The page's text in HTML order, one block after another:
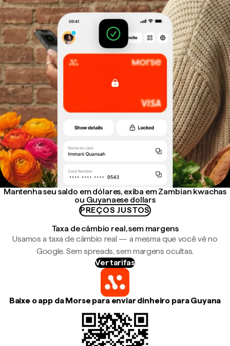
Mantenha seu saldo em dólares, exiba em Zambian kwachas
ou Guyanaese dollars
PREÇOS JUSTOS
Taxa de câmbio real, sem margens
Usamos a taxa de câmbio real — a mesma que você vê no
Google. Sem spreads, sem margens ocultas.
Ver tarifas
Baixe o app da Morse para enviar dinheiro para Guyana